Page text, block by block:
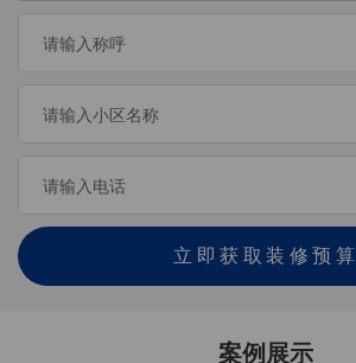
立即获取装修预算
案例展示